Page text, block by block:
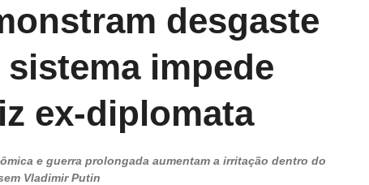
desgaste
impede
ex-diplomata
e guerra prolongada aumentam a irritação dentro do
Vladimir Putin